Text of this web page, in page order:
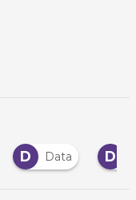
D Datos D